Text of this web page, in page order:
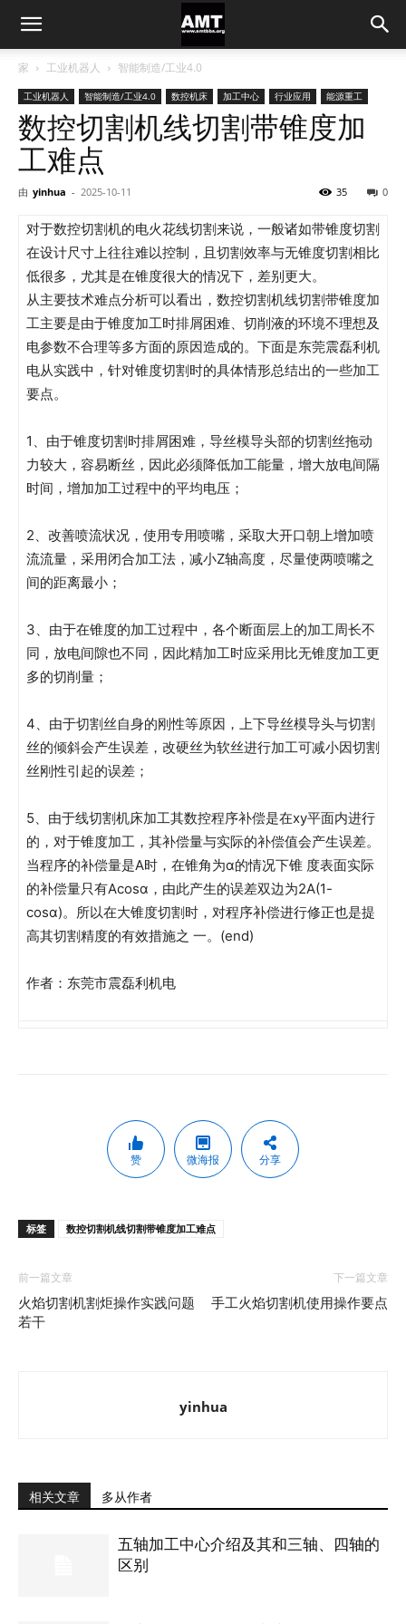
家 工业机器人 智能制造/工业4.0
工业机器人 智能制造/工业4.0 数控机床 加工中心 行业应用 能源重工
数控切割机线切割带锥度加
工难点
由 yinhua - 2025-10-11 0
35
对于数控切割机的电火花线切割来说，一般诸如带锥度切割
在设计尺寸上往往难以控制，且切割效率与无锥度切割相比
低很多，尤其是在锥度很大的情况下，差别更大。
从主要技术难点分析可以看出，数控切割机线切割带锥度加
工主要是由于锥度加工时排屑困难、切削液的环境不理想及
电参数不合理等多方面的原因造成的。下面是东莞震磊利机
电从实践中，针对锥度切割时的具体情形总结出的一些加工
要点。
1、由于锥度切割时排屑困难，导丝模导头部的切割丝拖动
力较大，容易断丝，因此必须降低加工能量，增大放电间隔
时间，增加加工过程中的平均电压；
2、改善喷流状况，使用专用喷嘴，采取大开口朝上增加喷
流流量，采用闭合加工法，减小Z轴高度，尽量使两喷嘴之
间的距离最小；
3、由于在锥度的加工过程中，各个断面层上的加工周长不
同，放电间隙也不同，因此精加工时应采用比无锥度加工更
多的切削量；
4、由于切割丝自身的刚性等原因，上下导丝模导头与切割
丝的倾斜会产生误差，改硬丝为软丝进行加工可减小因切割
丝刚性引起的误差；
5、由于线切割机床加工其数控程序补偿是在xy平面内进行
的，对于锥度加工，其补偿量与实际的补偿值会产生误差。
当程序的补偿量是A时，在锥角为α的情况下锥 度表面实际
的补偿量只有Acosα，由此产生的误差双边为2A(1-
cosα)。所以在大锥度切割时，对程序补偿进行修正也是提
高其切割精度的有效措施之 一。(end)
作者：东莞市震磊利机电
赞 微海报 分享
标签 数控切割机线切割带锥度加工难点
前一篇文章
火焰切割机割炬操作实践问题
若干
下一篇文章
手工火焰切割机使用操作要点
yinhua
相关文章 多从作者
五轴加工中心介绍及其和三轴、四轴的
区别